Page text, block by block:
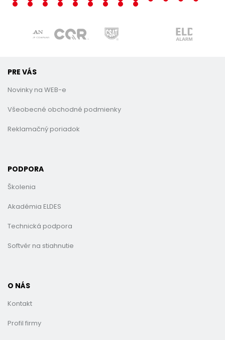
PRE VÁS
Novinky na WEB-e
Všeobecné obchodné podmienky
Reklamačný poriadok
PODPORA
Školenia
Akadémia ELDES
Technická podpora
Softvér na stiahnutie
O NÁS
Kontakt
Profil firmy